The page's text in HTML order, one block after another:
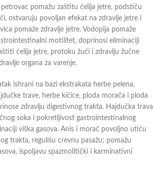
pomažu zaštitu ćelija jetre, podstiču
ostvaruju povoljan efekat na zdravlje jetre i
pomaže zdravlje jetre. Vodopija pomaže
motilitet, doprinosi eliminaciji
ćelija jetre, protoku žuči i zdravlju žučne
organa za varenje.
ishrani na bazi ekstrakata herbe pelena,
trave, herbe kičice, ploda morača i ploda
zdravlju digestivnog trakta. Hajdučka trava
soka i pokretljivost gastrointestinalnog
viška gasova. Anis i morač povoljno utiču
trakta, regulišu crevnu pasažu; pomažu
ispoljavu spazmolitički i karminativni